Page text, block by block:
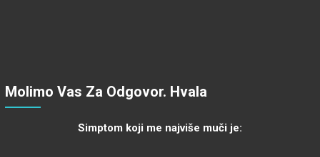
Molimo Vas Za Odgovor. Hvala
Simptom koji me najviše muči je: